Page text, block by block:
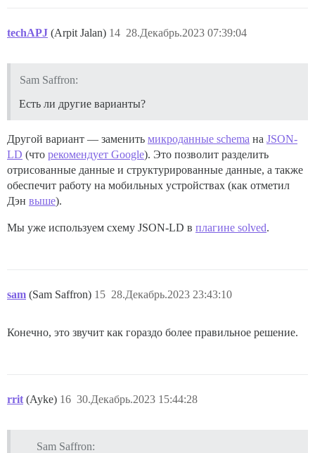
techAPJ (Arpit Jalan) 28.Декабрь.2023 07:39:04
14
Sam Saffron:
Есть ли другие варианты?
Другой вариант — заменить микроданные schema на JSON-
LD (что рекомендует Google). Это позволит разделить
отрисованные данные и структурированные данные, а также
обеспечит работу на мобильных устройствах (как отметил
Дэн выше).
Мы уже используем схему JSON-LD в плагине solved.
sam (Sam Saffron) 28.Декабрь.2023 23:43:10
15
Конечно, это звучит как гораздо более правильное решение.
rrit (Ayke) 30.Декабрь.2023 15:44:28
16
Sam Saffron: